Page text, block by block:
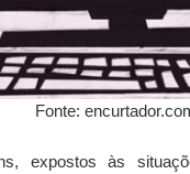
Fonte:
expostos às